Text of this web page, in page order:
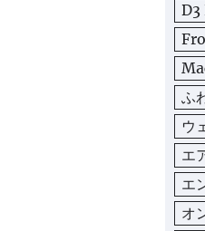
D3
ふ
ウ
エ
エ
オ